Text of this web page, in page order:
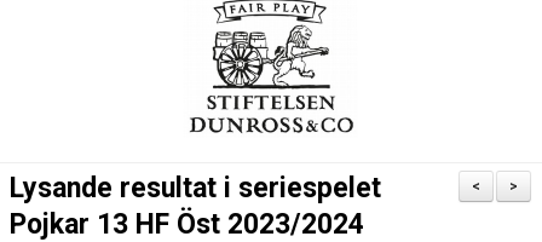
MATCHER
>
<
Lysande resultat i seriespelet
Pojkar 13 HF Öst 2023/2024